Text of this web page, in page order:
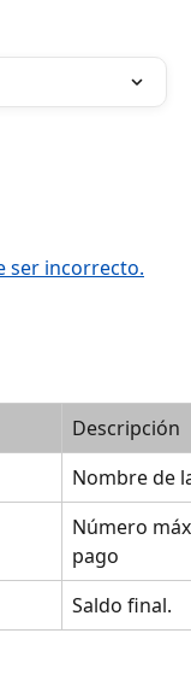
Descripción
Nombre de
Número
pago
Saldo final.